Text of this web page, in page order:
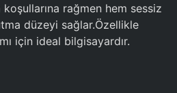
rağmen hem sessiz
düzeyi sağlar.Özellikle
için ideal bilgisayardır.